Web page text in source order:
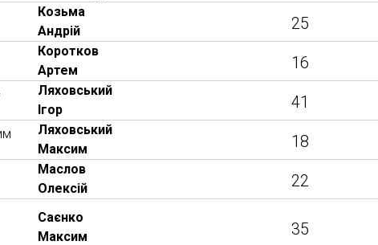
Козьма
Андрій
25
Коротков
Артем
16
Ляховський
Ігор
41
Ляховський
Максим
18
Маслов
Олексій
22
Саєнко
Максим
35